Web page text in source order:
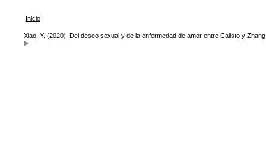
Inicio
Xiao, Y. (2020). Del deseo sexual y de la enfermedad de amor entre Calisto y